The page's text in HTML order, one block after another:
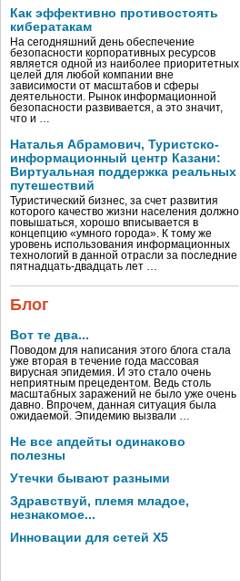
Как эффективно противостоять
кибератакам
На сегодняшний день обеспечение
безопасности корпоративных ресурсов
является одной из наиболее приоритетных
целей для любой компании вне
зависимости от масштабов и сферы
деятельности. Рынок информационной
безопасности развивается, а это значит,
что и …
Наталья Абрамович, Туристско-
информационный центр Казани:
Виртуальная поддержка реальных
путешествий
Туристический бизнес, за счет развития
которого качество жизни населения должно
повышаться, хорошо вписывается в
концепцию «умного города». К тому же
уровень использования информационных
технологий в данной отрасли за последние
пятнадцать-двадцать лет …
Блог
Вот те два...
Поводом для написания этого блога стала
уже вторая в течение года массовая
вирусная эпидемия. И это стало очень
неприятным прецедентом. Ведь столь
масштабных заражений не было уже очень
давно. Впрочем, данная ситуация была
ожидаемой. Эпидемию вызвали …
Не все апдейты одинаково
полезны
Утечки бывают разными
Здравствуй, племя младое,
незнакомое...
Инновации для сетей X5